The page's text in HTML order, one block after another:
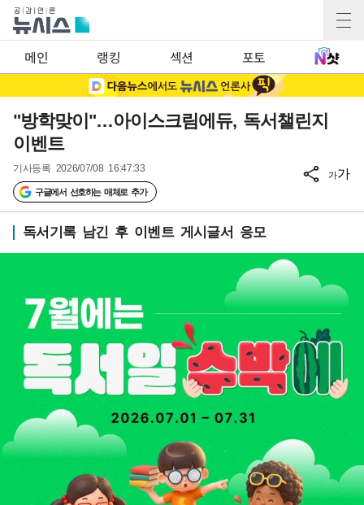
메인 랭킹 섹션 포토
"방학맞이"…아이스크림에듀, 독서챌린지
이벤트
기사등록 2026/07/08 16:47:33
구글에서 선호하는 매체로 추가
가가
독서기록 남긴 후 이벤트 게시글서 응모